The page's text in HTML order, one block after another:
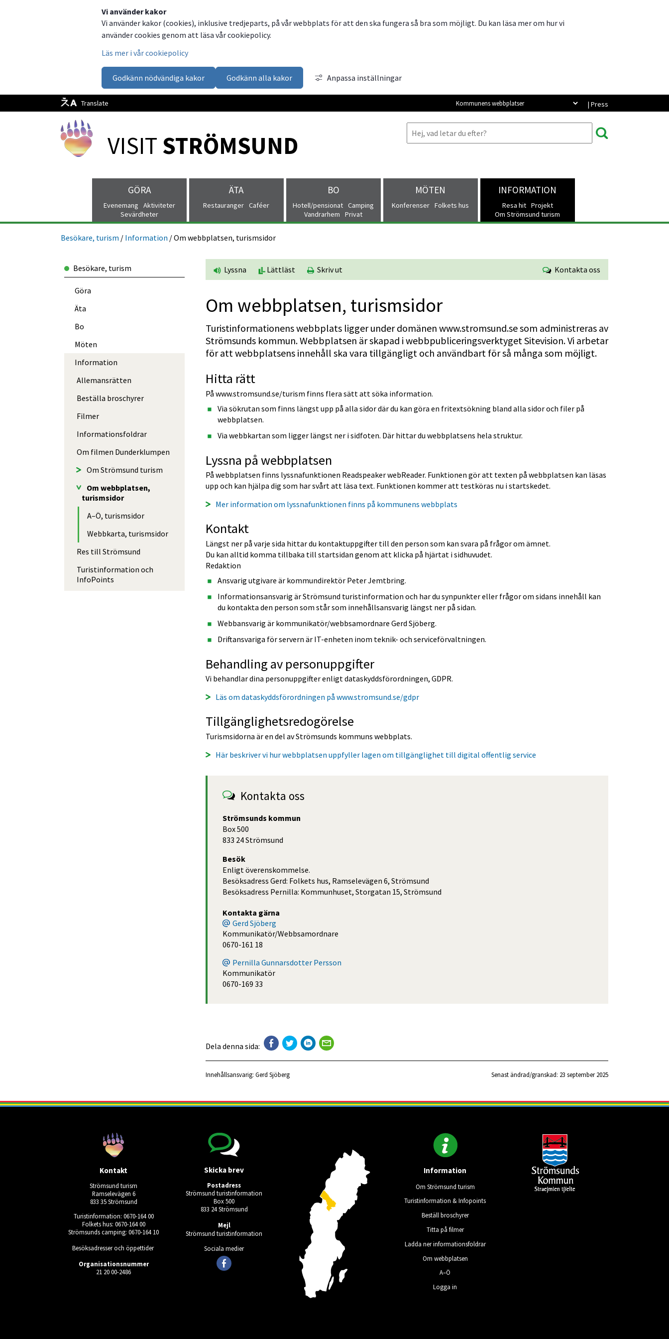
Vi använder kakor
Vi använder kakor (cookies), inklusive tredjeparts, på vår webbplats för att den ska fungera så bra som möjligt. Du kan läsa mer om hur vi
använder cookies genom att läsa vår cookiepolicy.
Läs mer i vår cookiepolicy
Godkänn nödvändiga kakor Godkänn alla kakor Anpassa inställningar
Translate | Press
Kommunens webbplatser
VISIT STRÖMSUND
GÖRA
Evenemang
Aktiviteter
Sevärdheter
ÄTA
Restauranger Caféer
BO
Hotell/pensionat Camping
Vandrarhem
Privat
MÖTEN
Konferenser Folkets hus
INFORMATION
Resa hit Projekt
Om Strömsund turism
Besökare, turism / Information /Om webbplatsen, turismsidor
Lyssna Lättläst Skriv ut Kontakta oss
Om webbplatsen, turismsidor
Turistinformationens webbplats ligger under domänen www.stromsund.se som administreras av
Strömsunds kommun. Webbplatsen är skapad i webbpubliceringsverktyget Sitevision. Vi arbetar
för att webbplatsens innehåll ska vara tillgängligt och användbart för så många som möjligt.
Hitta rätt
På www.stromsund.se/turism finns flera sätt att söka information.
Via sökrutan som finns längst upp på alla sidor där du kan göra en fritextsökning bland alla sidor och filer på
webbplatsen.
Via webbkartan som ligger längst ner i sidfoten. Där hittar du webbplatsens hela struktur.
Lyssna på webbplatsen
På webbplatsen finns lyssnafunktionen Readspeaker webReader. Funktionen gör att texten på webbplatsen kan läsas
upp och kan hjälpa dig som har svårt att läsa text. Funktionen kommer att testköras nu i startskedet.
Mer information om lyssnafunktionen finns på kommunens webbplats
Kontakt
Längst ner på varje sida hittar du kontaktuppgifter till den person som kan svara på frågor om ämnet.
Du kan alltid komma tillbaka till startsidan genom att klicka på hjärtat i sidhuvudet.
Redaktion
Ansvarig utgivare är kommundirektör Peter Jemtbring.
Informationsansvarig är Strömsund turistinformation och har du synpunkter eller frågor om sidans innehåll kan
du kontakta den person som står som innehållsansvarig längst ner på sidan.
Webbansvarig är kommunikatör/webbsamordnare Gerd Sjöberg.
Driftansvariga för servern är IT-enheten inom teknik- och serviceförvaltningen.
Behandling av personuppgifter
Vi behandlar dina personuppgifter enligt dataskyddsförordningen, GDPR.
Läs om dataskyddsförordningen på www.stromsund.se/gdpr
Tillgänglighetsredogörelse
Turismsidorna är en del av Strömsunds kommuns webbplats.
Här beskriver vi hur webbplatsen uppfyller lagen om tillgänglighet till digital offentlig service
Kontakta oss
Strömsunds kommun
Box 500
833 24 Strömsund
Besök
Enligt överenskommelse.
Besöksadress Gerd: Folkets hus, Ramselevägen 6, Strömsund
Besöksadress Pernilla: Kommunhuset, Storgatan 15, Strömsund
Kontakta gärna
Gerd Sjöberg
Kommunikatör/Webbsamordnare
0670-161 18
Pernilla Gunnarsdotter Persson
Kommunikatör
0670-169 33
Dela denna sida:
Innehållsansvarig: Gerd Sjöberg Senast ändrad/granskad: 23 september 2025
Besökare, turism
Göra
Äta
Bo
Möten
Information
Allemansrätten
Beställa broschyrer
Filmer
Informations­foldrar
Om filmen Dunder­klumpen
Om Strömsund turism
Om webbplatsen,
turismsidor
A–Ö, turismsidor
Webbkarta, turismsidor
Res till Strömsund
Turistinfor­mation och
InfoPoints
Kontakt
Strömsund turism
Ramselevägen 6
833 35 Strömsund
Turistinformation: 0670-164 00
Folkets hus: 0670-164 00
Strömsunds camping: 0670-164 10
Besöksadresser och öppettider
Organisationsnummer
21 20 00-2486
Skicka brev
Postadress
Strömsund turistinformation
Box 500
833 24 Strömsund
Mejl
Strömsund turistinformation
Sociala medier
Information
Om Strömsund turism
Turistinformation & Infopoints
Beställ broschyrer
Titta på filmer
Ladda ner informationsfoldrar
Om webbplatsen
A–Ö
Logga in